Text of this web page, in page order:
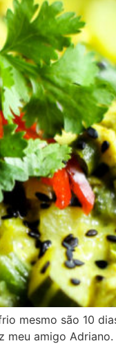
mesmo são 10
meu amigo